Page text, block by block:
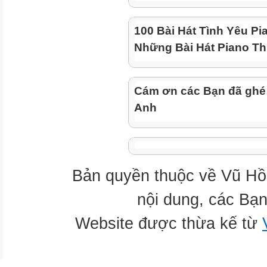
100 Bài Hát Tình Yêu
Những Bài Hát Piano
Cám ơn các Bạn đã
Anh
Bản quyền thuộc về Vũ
nội dung, các
Website được thừa kế từ